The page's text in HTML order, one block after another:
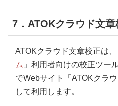
7．ATOKクラウド文章
ATOKクラウド文章校正は、
ム 」利用者向けの校正ツー
でWebサイト「ATOKクラ
して利用します。